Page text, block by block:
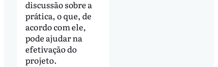
discussão sobre a
prática, o que, de
acordo com ele,
pode ajudar na
efetivação do
projeto.